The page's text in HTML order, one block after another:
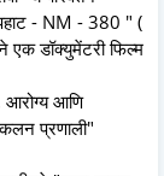
पहाट - NM - 380 " (
डॉक्युमेंटरी फिल्म
आरोग्य आणि
प्रणाली"